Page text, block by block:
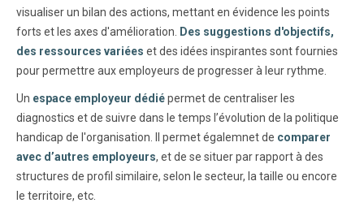
visualiser un bilan des actions, mettant en évidence les points
forts et les axes d'amélioration.
Des suggestions d'objectifs,
des ressources variées et des idées inspirantes sont fournies
pour permettre aux employeurs de progresser à leur rythme.
Un espace employeur dédiépermet de centraliser les
diagnostics et de suivre dans le temps l’évolution de la politique
handicap de l'organisation. Il permet égalemnet de comparer
avec d’autres employeurs, et de se situer par rapport à des
structures de profil similaire, selon le secteur, la taille ou encore
le territoire, etc.